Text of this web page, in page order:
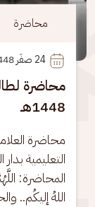
محاضرة
24
1448هـ
محاضرة
المحاضرة:
اللهُ إليكُم..